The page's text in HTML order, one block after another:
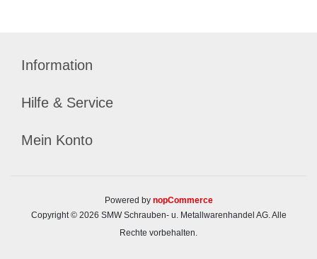
Information
Hilfe & Service
Mein Konto
Powered by nopCommerce
Copyright © 2026 SMW Schrauben- u. Metallwarenhandel AG. Alle
Rechte vorbehalten.